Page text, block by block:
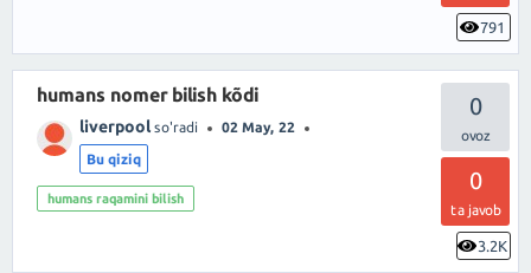
791
0
0
ta javob
3.2K
humans nomer bilish kõdi
liverpool so'radi 02 May, 22
Bu qiziq
humans raqamini bilish